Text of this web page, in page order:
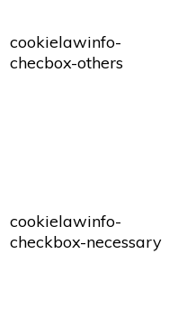
cookielawinfo-
checbox-others
cookielawinfo-
checkbox-necessary